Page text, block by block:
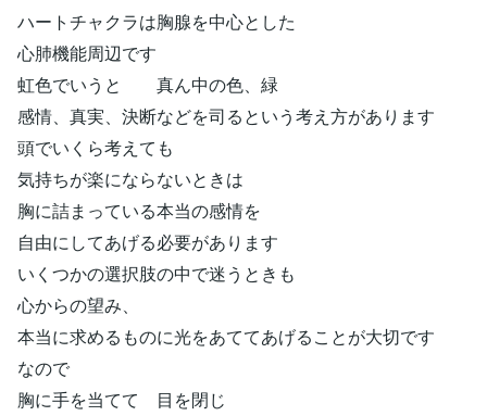
ハートチャクラは胸腺を中心とした
心肺機能周辺です
虹色でいうと 真ん中の色、緑
感情、真実、決断などを司るという考え方があります
頭でいくら考えても
気持ちが楽にならないときは
胸に詰まっている本当の感情を
自由にしてあげる必要があります
いくつかの選択肢の中で迷うときも
心からの望み、
本当に求めるものに光をあててあげることが大切です
なので
胸に手を当てて 目を閉じ